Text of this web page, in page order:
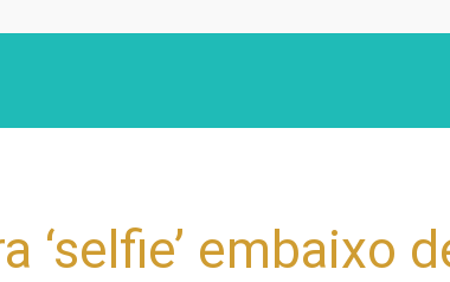
‘selfie’ embaixo